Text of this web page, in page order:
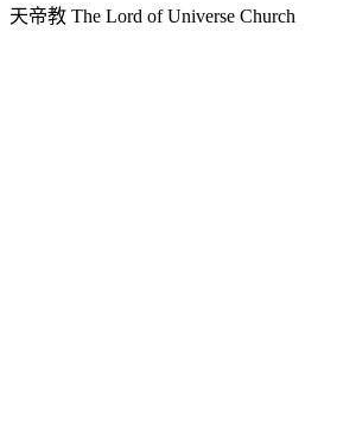
天人炁功院
天帝教 The Lord of Universe Church